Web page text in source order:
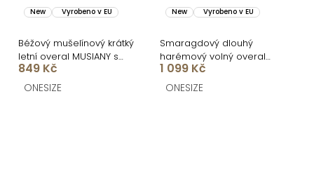
New Vyrobeno v EU
Béžový mušelínový krátký
letní overal MUSIANY s
dlouhým rukávem
849 Kč
ONESIZE
New Vyrobeno v EU
Smaragdový dlouhý
harémový volný overal
AZURIO
1 099 Kč
ONESIZE